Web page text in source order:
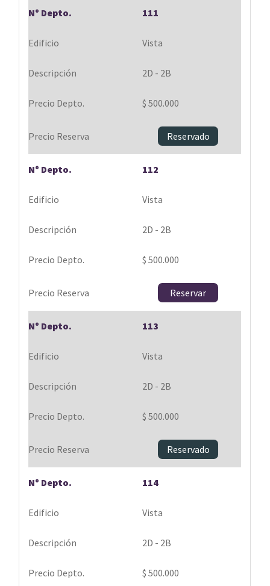
111
Vista
2D - 2B
$ 500.000
Reservado
112
Vista
2D - 2B
$ 500.000
Reservar
113
Vista
2D - 2B
$ 500.000
Reservado
114
Vista
2D - 2B
$ 500.000